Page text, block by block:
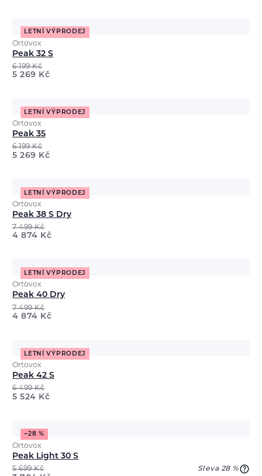
LETNÍ VÝPRODEJ
Ortovox
Peak 32 S
6 199Kč
5 269 Kč
LETNÍ VÝPRODEJ
Ortovox
Peak 35
6 199Kč
5 269 Kč
LETNÍ VÝPRODEJ
Ortovox
Peak 38 S Dry
7 499Kč
4 874 Kč
LETNÍ VÝPRODEJ
Ortovox
Peak 40 Dry
7 499Kč
4 874 Kč
LETNÍ VÝPRODEJ
Ortovox
Peak 42 S
6 499Kč
5 524 Kč
−28 %
Ortovox
Peak Light 30 S
5 699Kč Sleva 28 %